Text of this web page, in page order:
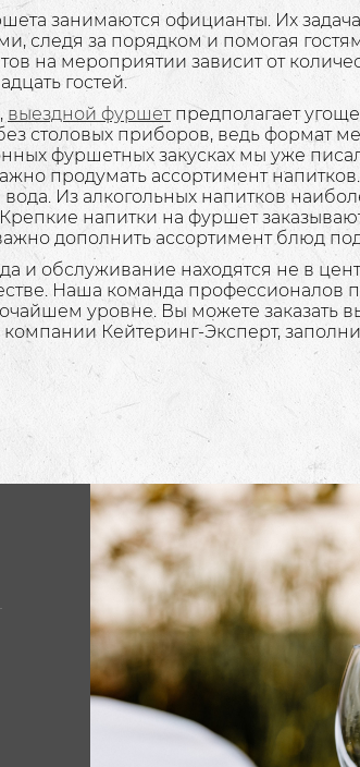
занимаются официанты. Их
следя за порядком и помогая
на мероприятии зависит от
гостей.
выездной фуршетпредполагает
столовых приборов, ведь формат
фуршетных закусках мы уже
продумать ассортимент
Из алкогольных напитков
напитки на фуршет
дополнить ассортимент блюд
и обслуживание находятся не в
Наша команда профессионалов
уровне. Вы можете заказать
Кейтеринг-Эксперт,